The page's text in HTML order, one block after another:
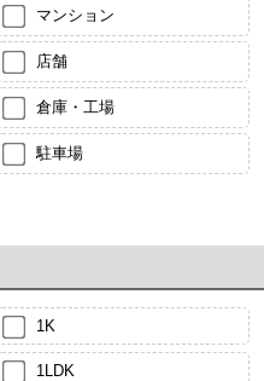
マンション
店舗
倉庫・工場
駐車場
1K
1LDK